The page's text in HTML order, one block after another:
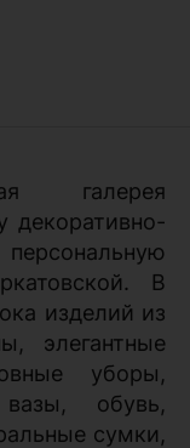
галерея
декоративно-
В
изделий из
элегантные
уборы,
обувь,
сумки,